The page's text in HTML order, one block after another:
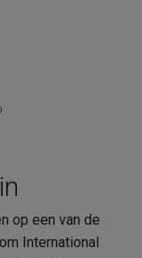
op een van de
International